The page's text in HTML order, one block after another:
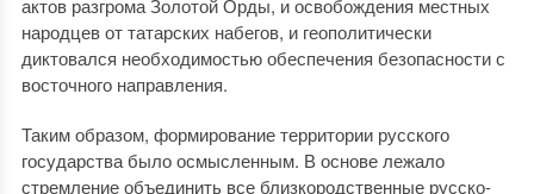
народцев от татарских набегов, и геополитически
диктовался необходимостью обеспечения безопасности с
восточного направления.
Таким образом, формирование территории русского
государства было осмысленным. В основе лежало
стремление объединить все близкородственные русско-